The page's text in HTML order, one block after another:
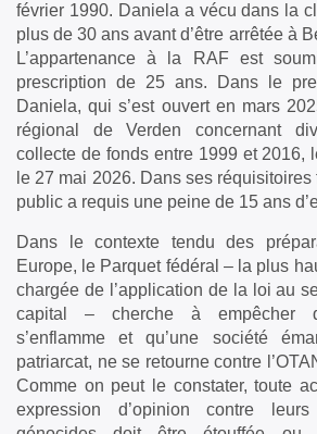
février 1990. Daniela a vécu dans la
plus de 30 ans avant d’être arrêtée à
L’appartenance à la RAF est
prescription de 25 ans. Dans le
Daniela, qui s’est ouvert en mars
régional de Verden concernant
collecte de fonds entre 1999 et 2016,
le 27 mai 2026. Dans ses
public a requis une peine de 15 ans
Dans le contexte tendu des
Europe, le Parquet fédéral – la plus
chargée de l’application de la loi au
capital – cherche à empêcher
s’enflamme et qu’une société
patriarcat, ne se retourne contre
Comme on peut le constater, toute
expression d’opinion contre